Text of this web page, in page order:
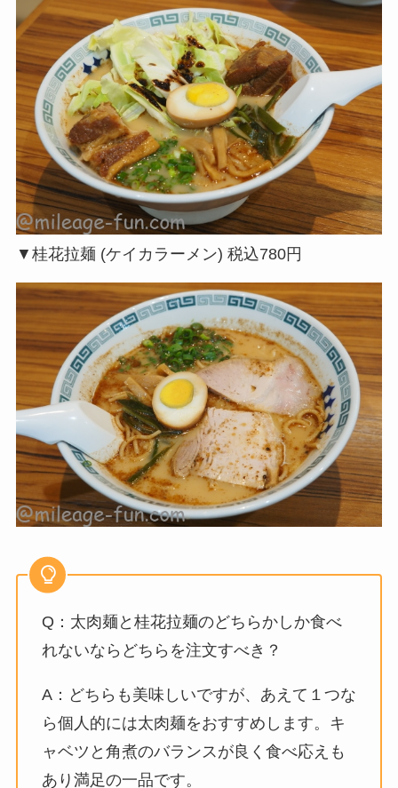
▼桂花拉麺 (ケイカラーメン) 税込780円
Q：太肉麺と桂花拉麺のどちらかしか食べ
れないならどちらを注文すべき？
A：どちらも美味しいですが、あえて１つな
ら個人的には太肉麺をおすすめします。キ
ャベツと角煮のバランスが良く食べ応えも
あり満足の一品です。